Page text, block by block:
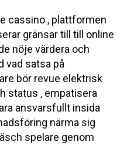
cassino , plattformen
gränsar till till online
nöje värdera och
vad satsa på
bör revue elektrisk
status , empatisera
ansvarsfullt insida
närma sig
spelare genom